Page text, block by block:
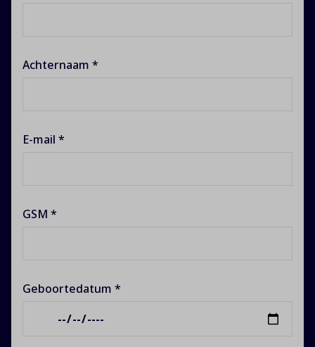
Achternaam *
E-mail *
GSM *
Geboortedatum *